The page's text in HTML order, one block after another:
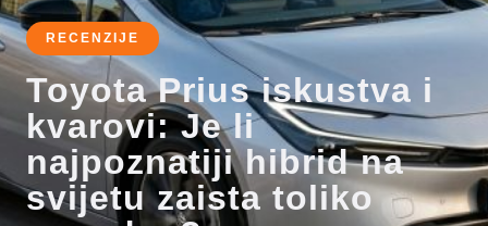
RECENZIJE
Toyota Prius iskustva i
kvarovi: Je li
najpoznatiji hibrid na
svijetu zaista toliko